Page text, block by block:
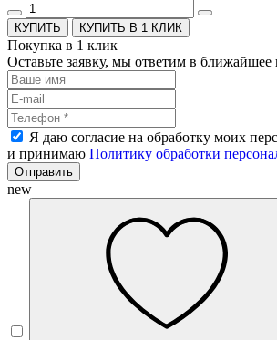
КУПИТЬ В 1 КЛИК
Покупка в 1 клик
Оставьте заявку, мы ответим в ближайшее
Я даю согласие на обработку моих
и принимаю Политику обработки
Отправить
new